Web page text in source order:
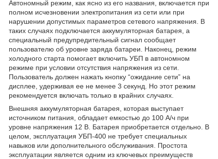
Автономный режим, как ясно из его названия, включается при
полном исчезновении электропитания из сети или при
нарушении допустимых параметров сетевого напряжения. В
таких случаях подключается аккумуляторная батарея, а
специальный предупредительный сигнал сообщает
пользователю об уровне заряда батареи. Наконец, режим
холодного старта помогает включить УБП в автономном
режиме при условии отсутствия напряжения из сети.
Пользователь должен нажать кнопку “ожидание сети” на
дисплее, удерживая ее не менее 3 секунд. Но этот режим
рекомендуется включать только в крайних случаях.
Внешняя аккумуляторная батарея, которая выступает
источником питания, обладает емкостью до 100 А/ч при
уровне напряжения 12 В. Батарея приобретается отдельно. В
целом, эксплуатация УБП-400 не требует специальных
навыков или дополнительного обслуживания. Простота
эксплуатации является одним из ключевых преимуществ